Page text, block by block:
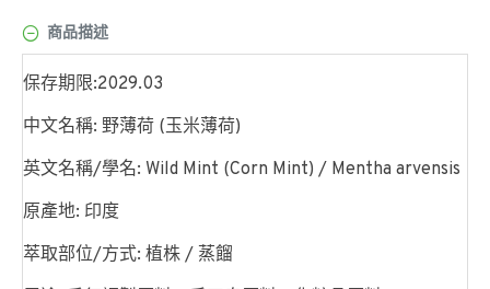
商品描述
保存期限:2029.03
中文名稱: 野薄荷 (玉米薄荷)
英文名稱/學名: Wild Mint (Corn Mint) / Mentha arvensis
原產地: 印度
萃取部位/方式: 植株 / 蒸餾